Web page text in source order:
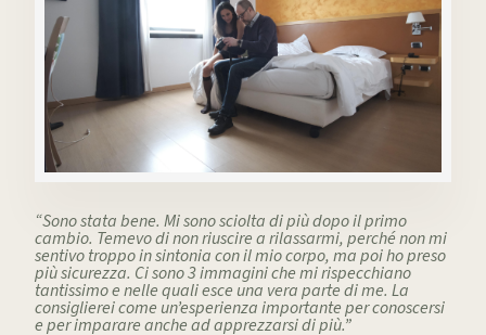
“Sono stata bene. Mi sono sciolta di più dopo il primo
cambio. Temevo di non riuscire a rilassarmi, perché non mi
sentivo troppo in sintonia con il mio corpo, ma poi ho preso
più sicurezza. Ci sono 3 immagini che mi rispecchiano
tantissimo e nelle quali esce una vera parte di me. La
consiglierei come un’esperienza importante per conoscersi
e per imparare anche ad apprezzarsi di più.”